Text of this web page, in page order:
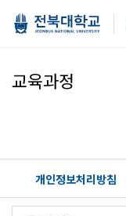
교육과정
개인정보처리방침